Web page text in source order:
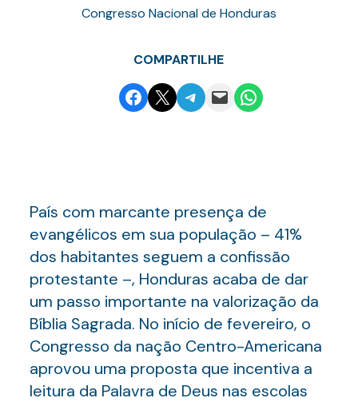
Congresso Nacional de Honduras
COMPARTILHE
Share on Facebook
Email this PageShare on Telegram
Email this PageShare on WhatsApp
País com marcante presença de
evangélicos em sua população – 41%
dos habitantes seguem a confissão
protestante –, Honduras acaba de dar
um passo importante na valorização da
Bíblia Sagrada. No início de fevereiro, o
Congresso da nação Centro-Americana
aprovou uma proposta que incentiva a
leitura da Palavra de Deus nas escolas